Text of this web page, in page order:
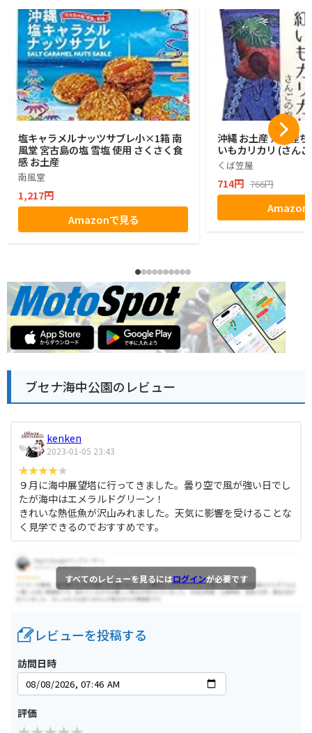
塩キャラメルナッツサブレ小×1箱 南
風堂 宮古島の塩 雪塩 使用 さくさく食
感 お土産
南風堂
1,217円
Amazonで見る
沖縄 お土産 沖縄産
いもカリカリ (さん
くば笠屋
714円 766円
Amazon
ブセナ海中公園のレビュー
kenken
2023-01-05 23:43
９月に海中展望塔に行ってきました。曇り空で風が強い日でし
たが海中はエメラルドグリーン！
きれいな熱低魚が沢山みれました。天気に影響を受けることな
く見学できるのでおすすめです。
すべてのレビューを見るにはログインが必要です
レビューを投稿する
訪問日時
評価